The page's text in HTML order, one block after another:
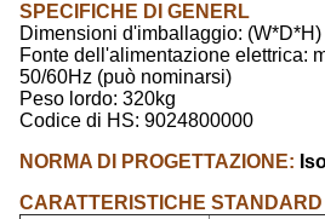
SPECIFICHE DI GENERL
Dimensioni d'imballaggio:
Fonte dell'alimentazione elettrica:
50/60Hz (può nominarsi)
Peso lordo: 320kg
Codice di HS: 9024800000
NORMA DI PROGETTAZIONE:
CARATTERISTICHE STANDARD